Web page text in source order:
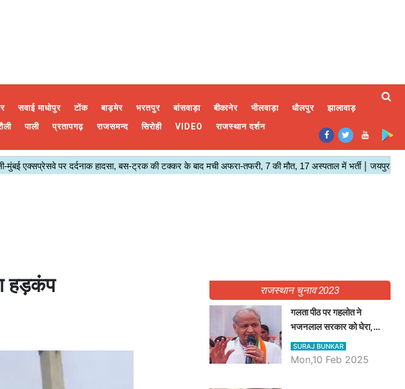
सवाई माधोपुर टोंक बाड़मेर भरतपुर बांसवाड़ा बीकानेर भीलवाड़ा धौलपुर
झालावाड़
पाली प्रतापगढ़ राजसमन्द सिरोही VIDEO राजस्थान दर्शन
हड़कंप राजस्थान चुनाव 2023
गलता पीठ पर गहलोत ने
भजनलाल सरकार को घेरा,
Video में देखें अब तक बड़ी
खबरें
SURAJ BUNKAR
Mon,10 Feb 2025